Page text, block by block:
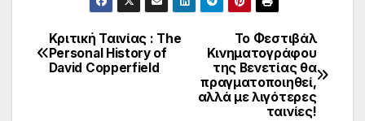
Πλοήγηση
άρθρων
To Φεστιβάλ
Κινηματογράφου
της Βενετίας θα
πραγματοποιηθεί,
αλλά με λιγότερες
ταινίες!
Κριτική Ταινίας : The
Personal History of
David Copperfield